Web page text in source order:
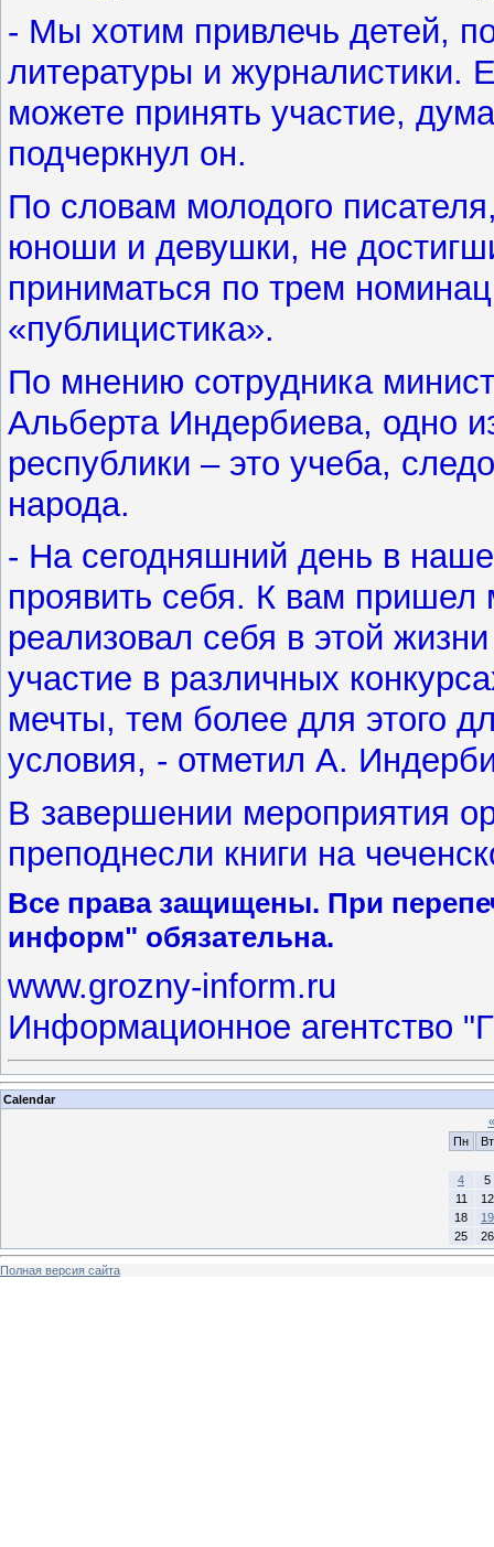
- Мы хотим привлечь детей,
литературы и журналистики.
можете принять участие,
подчеркнул он.
По словам молодого
юноши и девушки, не
приниматься по трем
«публицистика».
По мнению сотрудника
Альберта Индербиева, одно
республики – это учеба,
народа.
- На сегодняшний день в
проявить себя. К вам пришел
реализовал себя в этой
участие в различных
мечты, тем более для этого
условия, - отметил А.
В завершении мероприятия
преподнесли книги на
Все права защищены. При
информ" обязательна.
www.grozny-inform.ru
Информационное агентство
Calendar
«
Пн
Вт
4
5
11
12
18
19
25
26
Полная версия сайта